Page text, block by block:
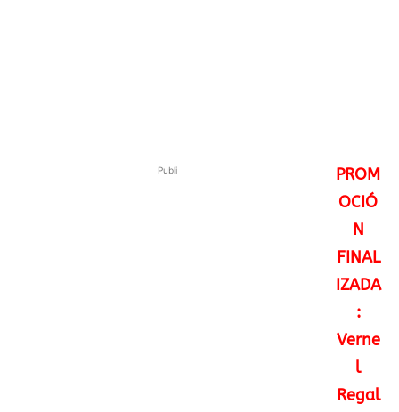
Publi
PROM
OCIÓ
N
FINAL
IZADA
:
Verne
l
Regal